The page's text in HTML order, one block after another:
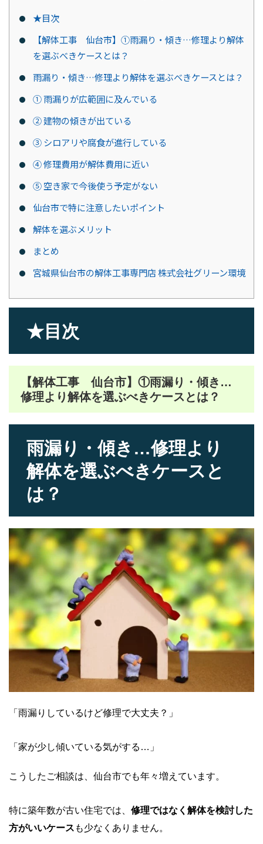
★目次
【解体工事 仙台市】①雨漏り・傾き…修理より解体
を選ぶべきケースとは？
雨漏り・傾き…修理より解体を選ぶべきケースとは？
① 雨漏りが広範囲に及んでいる
② 建物の傾きが出ている
③ シロアリや腐食が進行している
④ 修理費用が解体費用に近い
⑤ 空き家で今後使う予定がない
仙台市で特に注意したいポイント
解体を選ぶメリット
まとめ
宮城県仙台市の解体工事専門店 株式会社グリーン環境
★目次
【解体工事 仙台市】①雨漏り・傾き…
修理より解体を選ぶべきケースとは？
雨漏り・傾き…修理より
解体を選ぶべきケースと
は？
「雨漏りしているけど修理で大丈夫？」
「家が少し傾いている気がする…」
こうしたご相談は、仙台市でも年々増えています。
特に築年数が古い住宅では、 修理ではなく解体を検討した
方がいいケース も少なくありません。